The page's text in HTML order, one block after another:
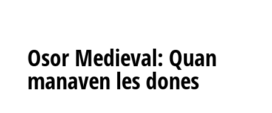
Osor Medieval: Quan
manaven les dones